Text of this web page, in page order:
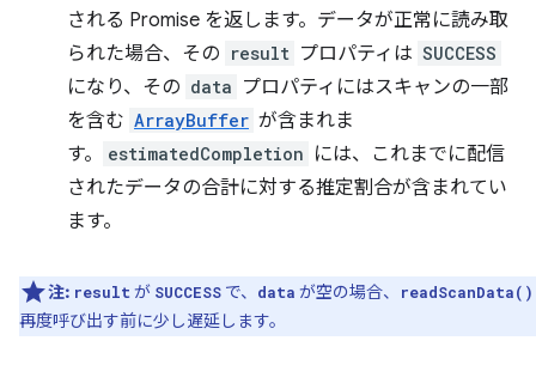
される Promise を返します。データが正常に読み取
られた場合、その result プロパティは SUCCESS
になり、その data プロパティにはスキャンの一部
を含む ArrayBuffer が含まれま
す。
estimatedCompletion には、これまでに配信
されたデータの合計に対する推定割合が含まれてい
ます。
注: result が SUCCESS で、 data が空の場合、 readScanData()
再度呼び出す前に少し遅延します。